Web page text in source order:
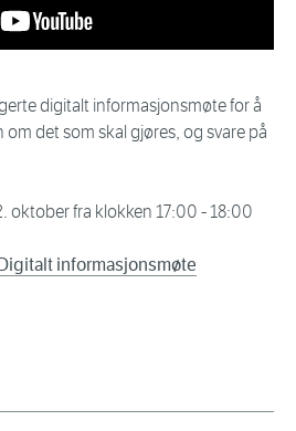
digitalt informasjonsmøte for å
det som skal gjøres, og svare på
oktober fra klokken 17:00 - 18:00
Digitalt informasjonsmøte